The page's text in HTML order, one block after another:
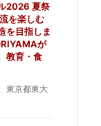
2026 夏祭
を楽しむ
を目指しま
が
教育・食
東京都東大